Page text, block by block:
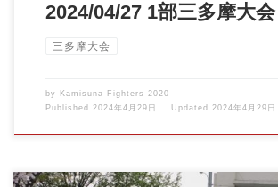
2024/04/27 1部三多摩大会
三多摩大会
by Kamisuna Fighters 2020
Published
2024年4月29日 Updated 2024年4月29日